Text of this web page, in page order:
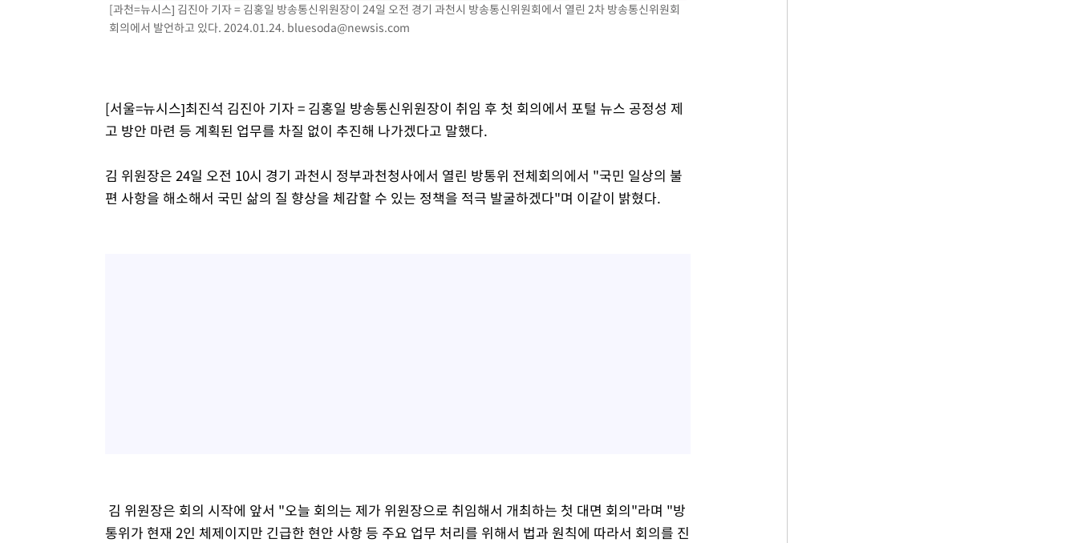
[과천=뉴시스] 김진아 기자 = 김홍일 방송통신위원장이 24일 오전 경기 과천시 방송통신위원회에서 열린 2차 방송통신위원회
회의에서 발언하고 있다. 2024.01.24. bluesoda@newsis.com
[서울=뉴시스]최진석 김진아 기자 = 김홍일 방송통신위원장이 취임 후 첫 회의에서 포털 뉴스 공정성 제
고 방안 마련 등 계획된 업무를 차질 없이 추진해 나가겠다고 말했다.
김 위원장은 24일 오전 10시 경기 과천시 정부과천청사에서 열린 방통위 전체회의에서 "국민 일상의 불
편 사항을 해소해서 국민 삶의 질 향상을 체감할 수 있는 정책을 적극 발굴하겠다"며 이같이 밝혔다.
김 위원장은 회의 시작에 앞서 "오늘 회의는 제가 위원장으로 취임해서 개최하는 첫 대면 회의"라며 "방
통위가 현재 2인 체제이지만 긴급한 현안 사항 등 주요 업무 처리를 위해서 법과 원칙에 따라서 회의를 진